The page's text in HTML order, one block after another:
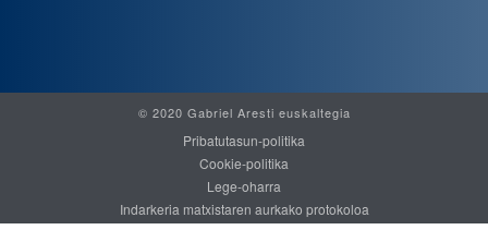
© 2020 Gabriel Aresti euskaltegia
Pribatutasun-politika
Cookie-politika
Lege-oharra
Indarkeria matxistaren aurkako protokoloa